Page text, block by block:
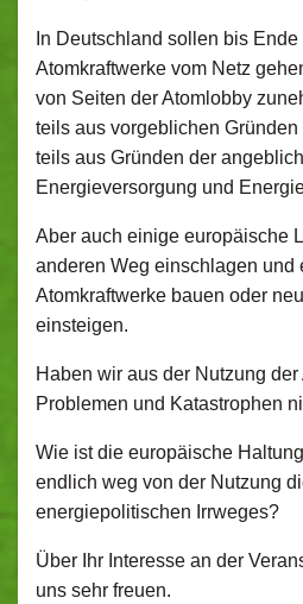
In Deutschland sollen bis
Atomkraftwerke vom Netz
von Seiten der Atomlobby
teils aus vorgeblichen
teils aus Gründen der
Energieversorgung und
Aber auch einige europäische
anderen Weg einschlagen und
Atomkraftwerke bauen oder
einsteigen.
Haben wir aus der Nutzung
Problemen und Katastrophen
Wie ist die europäische
endlich weg von der Nutzung
energiepolitischen Irrweges?
Über Ihr Interesse an der
uns sehr freuen.